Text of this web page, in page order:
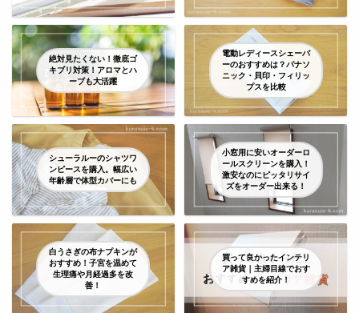
絶対見たくない！徹底ゴ
キブリ対策！アロマとハ
ーブも大活躍
電動レディースシェーバ
ーのおすすめは？パナソ
ニック・貝印・フィリッ
プスを比較
シューラルーのシャツワ
ンピースを購入。幅広い
年齢層で体型カバーにも
小窓用に安いオーダーロ
ールスクリーンを購入！
激安なのにピッタリサイ
ズをオーダー出来る！
白うさぎの布ナプキンが
おすすめ！子宮を温めて
生理痛や月経過多を改
善！
買って良かったインテリ
ア雑貨｜主婦目線でおす
すめを紹介！